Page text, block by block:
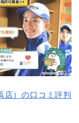
店）の口コミ評判